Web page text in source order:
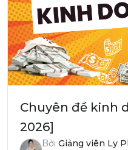
Chuyên đề kinh
2026]
Bởi Giảng viên Ly